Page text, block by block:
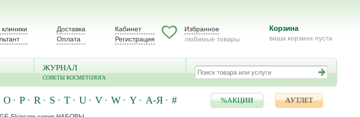
Доставка
Оплата
Кабинет
Регистрация
Избранное
любимые товары
Корзина
ваша корзина пуста
ЖУРНАЛ
СОВЕТЫ КОСМЕТОЛОГА
O P R S T U V W Y А-Я # %АКЦИИ АУТЛЕТ